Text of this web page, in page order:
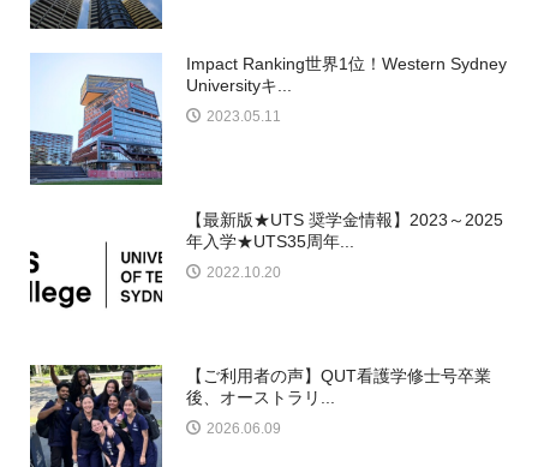
Impact Ranking世界1位！Western Sydney
Universityキ...
2023.05.11
【最新版★UTS 奨学金情報】2023～2025
年入学★UTS35周年...
2022.10.20
【ご利用者の声】QUT看護学修士号卒業
後、オーストラリ...
2026.06.09